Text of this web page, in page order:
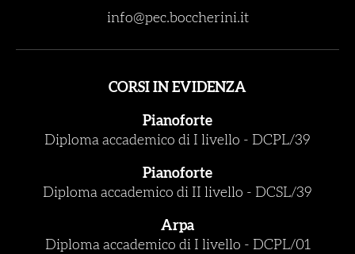
info@pec.boccherini.it
CORSI IN EVIDENZA
Pianoforte
Diploma accademico di I livello - DCPL/39
Pianoforte
Diploma accademico di II livello - DCSL/39
Arpa
Diploma accademico di I livello - DCPL/01